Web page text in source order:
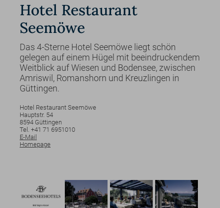
Hotel Restaurant
Seemöwe
Das 4-Sterne Hotel Seemöwe liegt schön
gelegen auf einem Hügel mit beeindruckendem
Weitblick auf Wiesen und Bodensee, zwischen
Amriswil, Romanshorn und Kreuzlingen in
Güttingen.
Hotel Restaurant Seemöwe
Hauptstr. 54
8594 Güttingen
Tel. +41 71 6951010
E-Mail
Homepage